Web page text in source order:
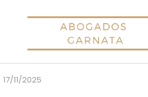
17/11/2025